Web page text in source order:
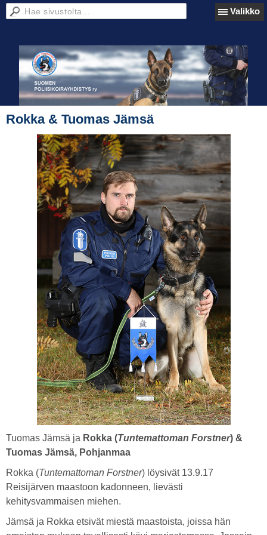
Valikko
Rokka & Tuomas Jämsä
Tuomas Jämsä ja Rokka (Tuntemattoman Forstner) &
Tuomas Jämsä, Pohjanmaa
Rokka (Tuntemattoman Forstner) löysivät 13.9.17
Reisijärven maastoon kadonneen, lievästi
kehitysvammaisen miehen.
Jämsä ja Rokka etsivät miestä maastoista, joissa hän